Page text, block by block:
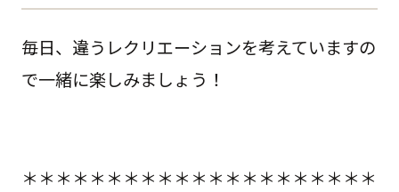
毎日、違うレクリエーションを考えていますの
で一緒に楽しみましょう！
＊＊＊＊＊＊＊＊＊＊＊＊＊＊＊＊＊＊＊＊＊